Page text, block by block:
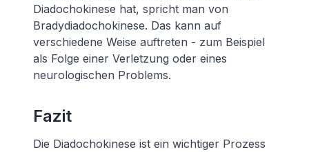
Diadochokinese hat, spricht man von
Bradydiadochokinese. Das kann auf
verschiedene Weise auftreten - zum Beispiel
als Folge einer Verletzung oder eines
neurologischen Problems.
Fazit
Die Diadochokinese ist ein wichtiger Prozess